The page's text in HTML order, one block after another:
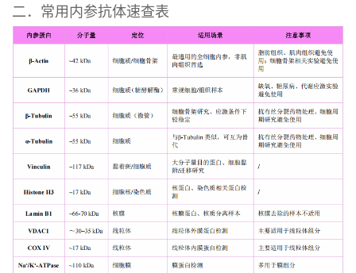
二．常用内参抗体速查表